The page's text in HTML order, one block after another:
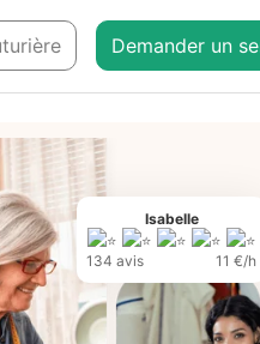
Demander un
Isabelle
134 avis 11 €/h